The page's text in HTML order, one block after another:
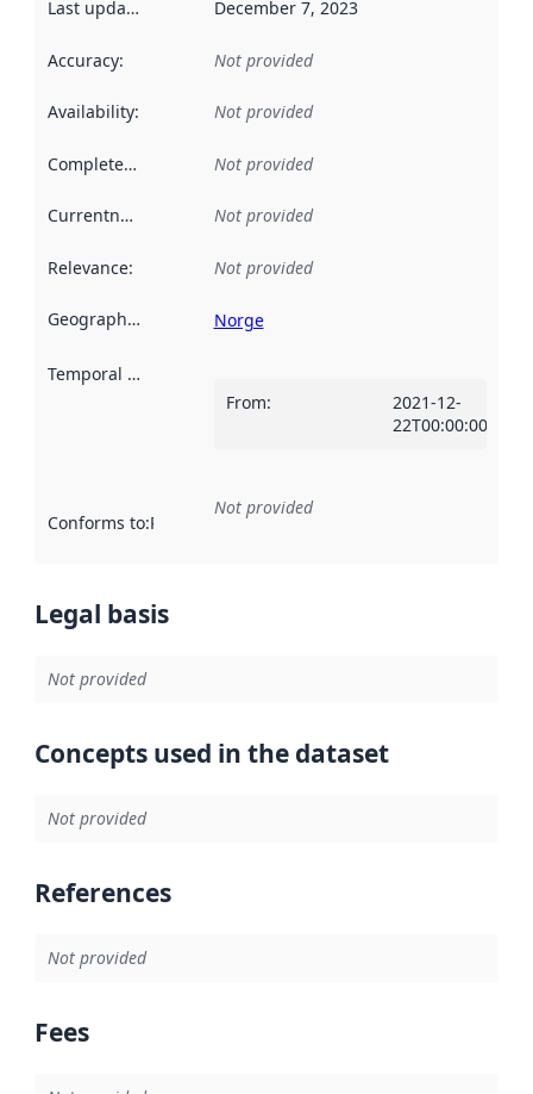
Last updated December 7, 2023
Accuracy: Not provided
Availability: Not provided
Completeness Not provided
Currentness Not provided
Relevance: Not provided
Geographical scope Norge
Temporal scope
From:
2021-12-
22T00:00:00Z
Conforms to:Reference to an implementation rule or other
Not provided
Legal basis
Not provided
Concepts used in the dataset
Not provided
References
Not provided
Fees